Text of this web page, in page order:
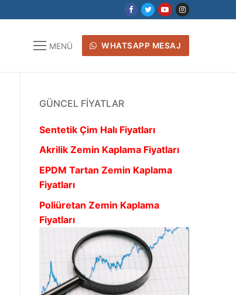
MENÜ WHATSAPP MESAJ
GÜNCEL FIYATLAR
Sentetik Çim Halı Fiyatları
Akrilik Zemin Kaplama Fiyatları
EPDM Tartan Zemin Kaplama
Fiyatları
Poliüretan Zemin Kaplama
Fiyatları